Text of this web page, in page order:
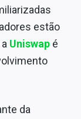
estão
Uniswap é
da